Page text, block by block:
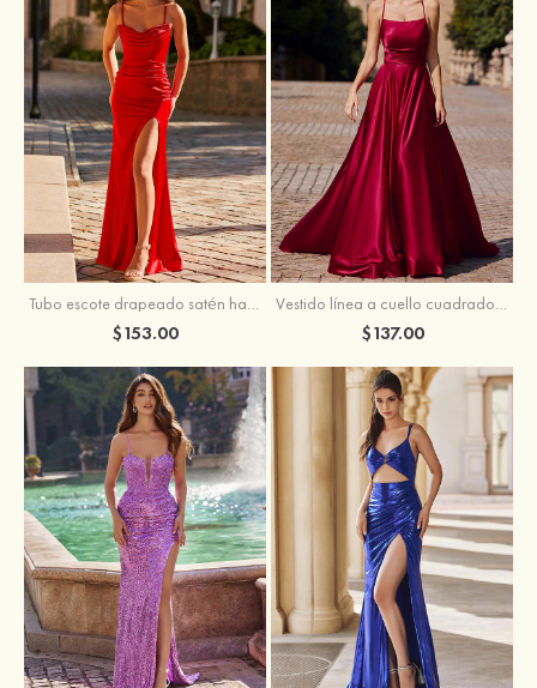
Tubo escote drapeado satén hasta el suelo vestido de graduación
$153.00
Vestido línea a cuello cuadrado tela charmeuse barrer tren vestido de graduación
$137.00